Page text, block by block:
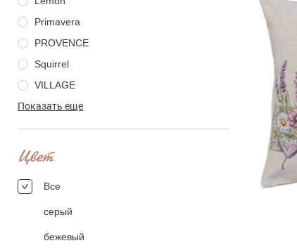
Primavera
PROVENCE
Squirrel
VILLAGE
Добробут
Золоте Свято
Різдвяне багаття
Снігова зима
Суцвіття
Показать еще
Цвет
Все
серый
бежевый